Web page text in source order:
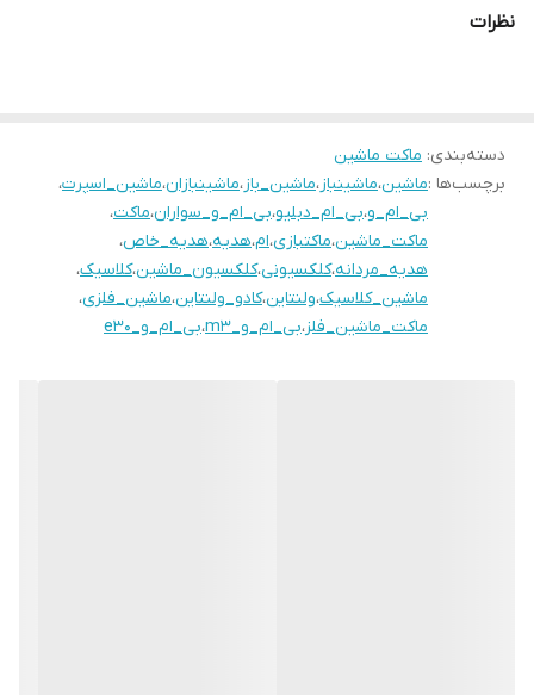
نظرات
دسته‌بندی: ماکت ماشین
برچسب‌ها :ماشین،ماشینباز،ماشین_باز،ماشینبازان،ماشین_اسپرت،
بی_ام_و،بی_ام_دبلیو،بی_ام_و_سواران،ماکت،
ماکت_ماشین،ماکتبازی،ام،هدیه،هدیه_خاص،
هدیه_مردانه،کلکسیونی،کلکسیون_ماشین،کلاسیک،
ماشین_کلاسیک،ولنتاین،کادو_ولنتاین،ماشین_فلزی،
ماکت_ماشین_فلز،بی_ام_و_m3 ،بی_ام_و_e30